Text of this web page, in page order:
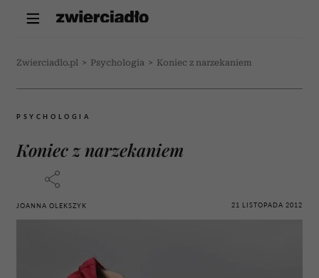
Zwierciadlo.pl > Psychologia > Koniec z narzekaniem
PSYCHOLOGIA
Koniec z narzekaniem
JOANNA OLEKSZYK 21 LISTOPADA 2012